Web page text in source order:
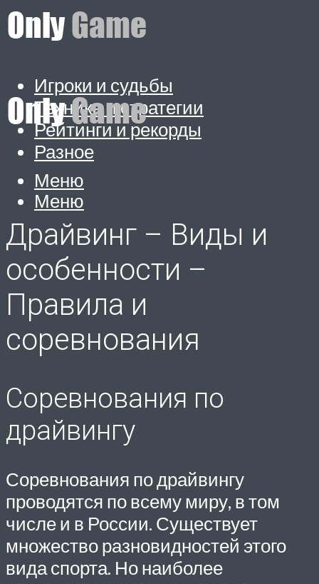
Игроки и судьбы
Техника и стратегии
Рейтинги и рекорды
Разное
Меню
Меню
Драйвинг – Виды и
особенности –
Правила и
соревнования
Соревнования по
драйвингу
Соревнования по драйвингу
проводятся по всему миру, в том
числе и в России. Существует
множество разновидностей этого
вида спорта. Но наиболее